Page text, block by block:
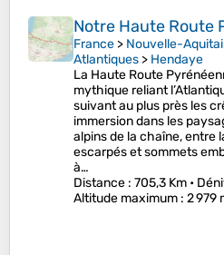
Notre Haute Route
France > Nouvelle-
Atlantiques > Hendaye
La Haute Route
mythique reliant
suivant au plus près les
immersion dans les
alpins de la chaîne, entre
escarpés et sommets
à…
Distance : 705,3 Km •
Altitude maximum : 2 979